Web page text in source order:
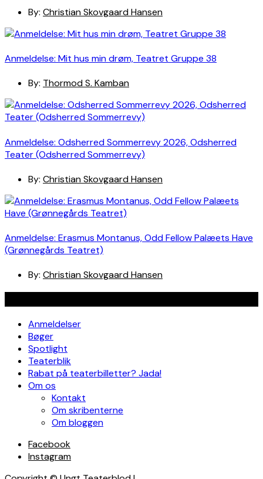
By: Christian Skovgaard Hansen
Anmeldelse: Mit hus min drøm, Teatret Gruppe 38
By: Thormod S. Kamban
Anmeldelse: Odsherred Sommerrevy 2026, Odsherred
Teater (Odsherred Sommerrevy)
By: Christian Skovgaard Hansen
Anmeldelse: Erasmus Montanus, Odd Fellow Palæets Have
(Grønnegårds Teatret)
By: Christian Skovgaard Hansen
Anmeldelser
Bøger
Spotlight
Teaterblik
Rabat på teaterbilletter? Jada!
Om os
Kontakt
Om skribenterne
Om bloggen
Facebook
Instagram